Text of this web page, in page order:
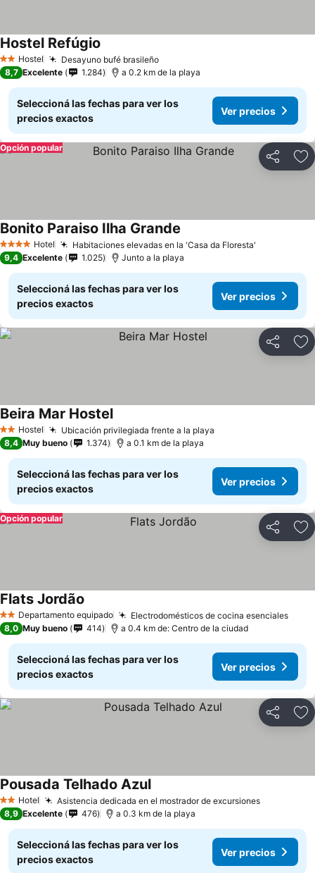
2 Estrellas
Hostel Desayuno bufé brasileño
Hostel Refúgio
8,7 Excelente 1.284 a 0.2 km de la playa
Seleccioná las fechas para ver los
precios exactos
Ver precios
Compartir
Opción popular
4 EstrellasHotel Habitaciones elevadas en la 'Casa da Floresta'
Bonito Paraiso Ilha Grande
9,4 Excelente 1.025 Junto a la playa
Seleccioná las fechas para ver los
precios exactos
Ver precios
Compartir
2 Estrellas
Hostel Ubicación privilegiada frente a la playa
Beira Mar Hostel
8,4 Muy bueno 1.374 a 0.1 km de la playa
Seleccioná las fechas para ver los
precios exactos
Ver precios
Compartir
Opción popular
2 EstrellasDepartamento equipado Electrodomésticos de cocina esenciales
Flats Jordão
8,0 Muy bueno 414 a 0.4 km de: Centro de la ciudad
Seleccioná las fechas para ver los
precios exactos
Ver precios
Compartir
2 Estrellas
Hotel Asistencia dedicada en el mostrador de excursiones
Pousada Telhado Azul
8,9 Excelente 476 a 0.3 km de la playa
Seleccioná las fechas para ver los
precios exactos
Ver precios